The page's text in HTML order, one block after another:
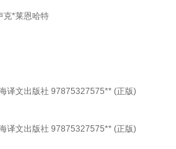
克*莱恩哈特
译文出版社 97875327575** (正版)
译文出版社 97875327575** (正版)